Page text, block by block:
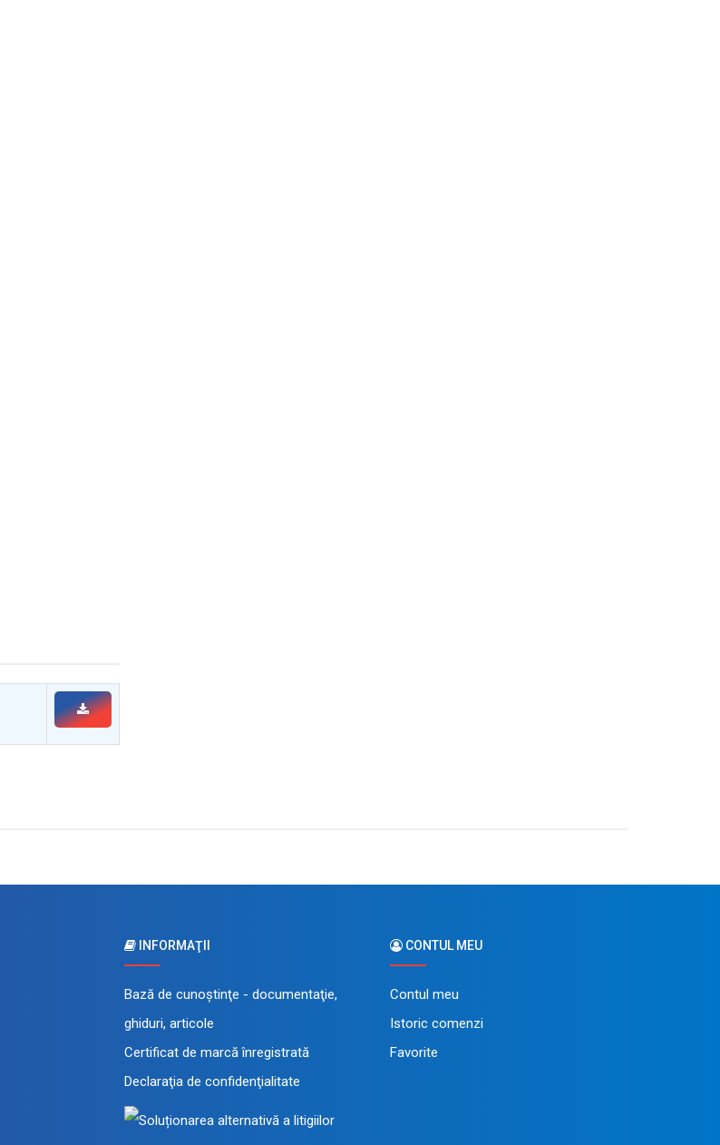
INFORMAŢII
Bază de cunoştinţe - documentaţie,
ghiduri, articole
Certificat de marcă înregistrată
Declaraţia de confidenţialitate
CONTUL MEU
Contul meu
Istoric comenzi
Favorite